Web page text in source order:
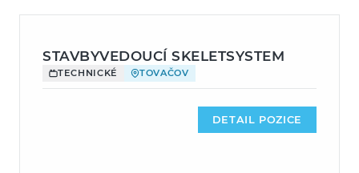
STAVBYVEDOUCÍ SKELETSYSTEM
TECHNICKÉ TOVAČOV
DETAIL POZICE